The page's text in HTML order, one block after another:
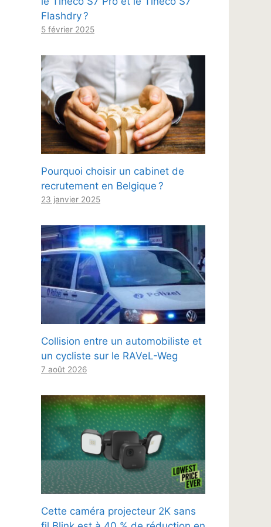
Flashdry ?
5 février 2025
Pourquoi choisir un cabinet de
recrutement en Belgique ?
23 janvier 2025
Collision entre un automobiliste et
un cycliste sur le RAVeL-Weg
7 août 2026
Cette caméra projecteur 2K sans